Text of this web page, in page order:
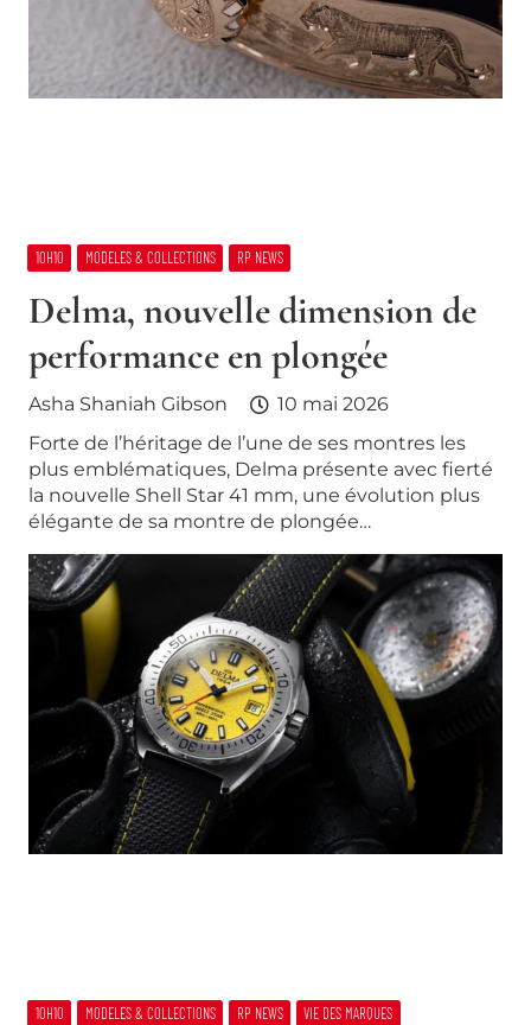
10H10 MODELES & COLLECTIONS RP NEWS
Delma, nouvelle dimension de
performance en plongée
Asha Shaniah Gibson
10 mai 2026
Forte de l’héritage de l’une de ses montres les
plus emblématiques, Delma présente avec fierté
la nouvelle Shell Star 41 mm, une évolution plus
élégante de sa montre de plongée…
10H10 MODELES & COLLECTIONS RP NEWS VIE DES MARQUES